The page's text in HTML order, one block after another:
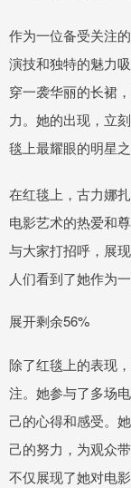
作为一位备受关注
演技和独特的魅力
穿一袭华丽的长裙
力。她的出现，立
毯上最耀眼的明星之
在红毯上，古力娜
电影艺术的热爱和
与大家打招呼，展
人们看到了她作为
展开剩余56%
除了红毯上的表现
注。她参与了多场
己的心得和感受。
己的努力，为观众
不仅展现了她对电